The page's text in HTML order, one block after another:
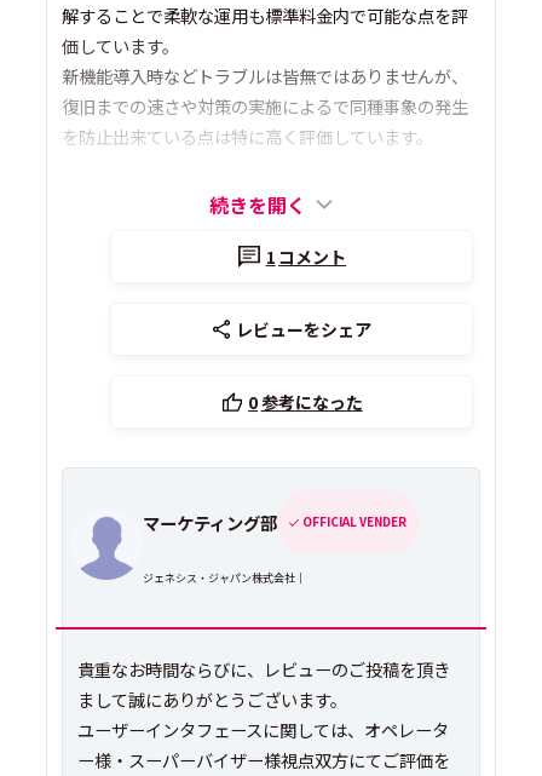
解することで柔軟な運用も標準料金内で可能な点を評
価しています。
新機能導入時などトラブルは皆無ではありませんが、
復旧までの速さや対策の実施によるで同種事象の発生
を防止出来ている点は特に高く評価しています。
続きを開く
1 コメント
レビューをシェア
0参考になった
マーケティング部 OFFICIAL VENDER
ジェネシス・ジャパン株式会社｜
貴重なお時間ならびに、レビューのご投稿を頂き
まして誠にありがとうございます。
ユーザーインタフェースに関しては、オペレータ
ー様・スーパーバイザー様視点双方にてご評価を